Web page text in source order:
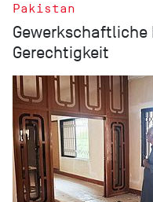
Pakistan
Gerechtigkeit